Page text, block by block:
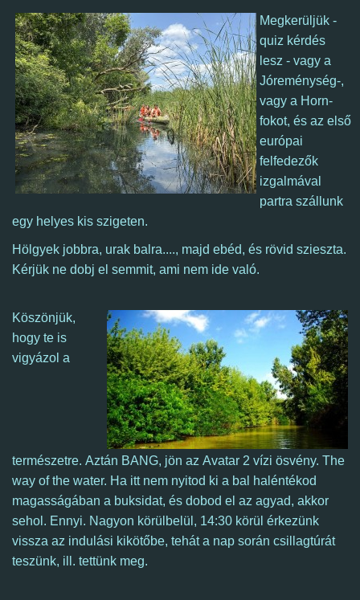
Megkerüljük -
quiz kérdés
lesz - vagy a
Jóreménység-,
vagy a Horn-
fokot, és az első
európai
felfedezők
izgalmával
partra szállunk
egy helyes kis szigeten.
Hölgyek jobbra, urak balra...., majd ebéd, és rövid szieszta.
Kérjük ne dobj el semmit, ami nem ide való.
Köszönjük,
hogy te is
vigyázol a
természetre. Aztán BANG, jön az Avatar 2 vízi ösvény. The
way of the water. Ha itt nem nyitod ki a bal haléntékod
magasságában a buksidat, és dobod el az agyad, akkor
sehol. Ennyi. Nagyon körülbelül, 14:30 körül érkezünk
vissza az indulási kikötőbe, tehát a nap során csillagtúrát
teszünk, ill. tettünk meg.